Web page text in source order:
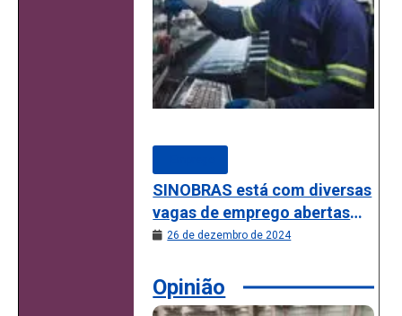
SINOBRAS está com diversas
vagas de emprego abertas
em Marabá (PA)
26 de dezembro de 2024
Opinião